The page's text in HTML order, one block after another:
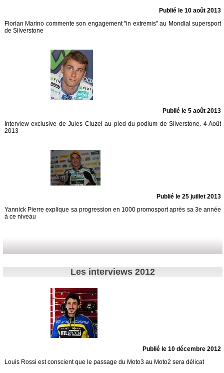
Publié le 10 août 2013
Florian Marino commente son engagement "in extremis" au Mondial supersport
de Silverstone
Publié le 5 août 2013
Interview exclusive de Jules Cluzel au pied du podium de Silverstone. 4 Août
2013
Publié le 25 juillet 2013
Yannick Pierre explique sa progression en 1000 promosport après sa 3e année
à ce niveau
Les interviews 2012
Publié le 10 décembre 2012
Louis Rossi est conscient que le passage du Moto3 au Moto2 sera délicat